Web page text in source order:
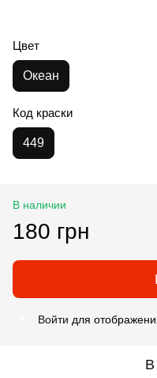
Цвет
Океан
Код краски
449
В наличии
180 грн
Войти для
В